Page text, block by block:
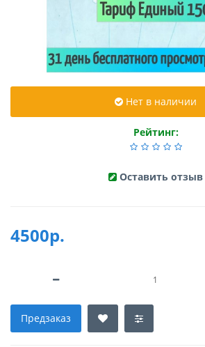
Нет в наличии
Рейтинг:
Оставить отзыв
4500р.
Предзаказ